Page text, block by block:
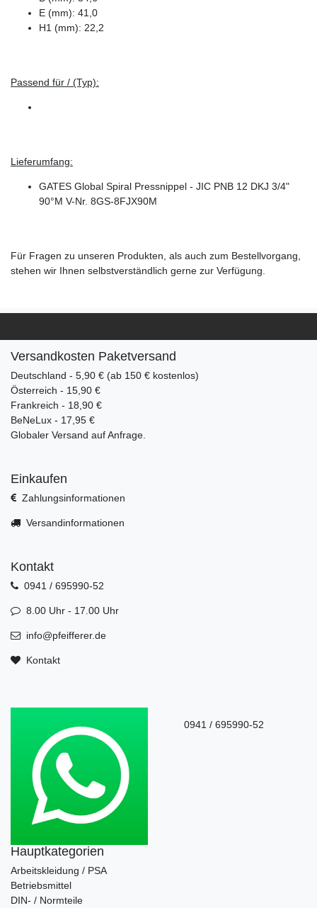
E (mm): 41,0
H1 (mm): 22,2
Passend für / (Typ):
Lieferumfang:
GATES Global Spiral Pressnippel - JIC PNB 12 DKJ 3/4"
90°M V-Nr. 8GS-8FJX90M
Für Fragen zu unseren Produkten, als auch zum Bestellvorgang,
stehen wir Ihnen selbstverständlich gerne zur Verfügung.
Versandkosten Paketversand
Deutschland - 5,90 € (ab 150 € kostenlos)
Österreich - 15,90 €
Frankreich - 18,90 €
BeNeLux - 17,95 €
Globaler Versand auf Anfrage.
Einkaufen
Zahlungsinformationen
Versandinformationen
Kontakt
0941 / 695990-52
8.00 Uhr - 17.00 Uhr
info@pfeifferer.de
Kontakt
0941 / 695990-52
Hauptkategorien
Arbeitskleidung / PSA
Betriebsmittel
DIN- / Normteile